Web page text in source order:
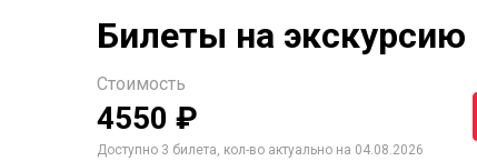
Билеты на экскурсию
Стоимость
4550 ₽
Доступно 3 билета, кол-во актуально на 04.08.2026